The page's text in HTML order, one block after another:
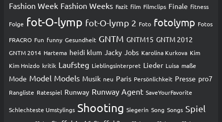
Fashion Week Fashion Weeks Fazit film Filmclips Finale fitness
Folge fot-O-lymp fot-O-lymp 2 Foto fotolymp Fotos
FRACRO Fun funny Gesundheit GNTM GNTM15 GNTM 2012
GNTM 2014 Hartema heidi klum Jacky Jobs Karolina Kurkova Kim
Kim Hnizdo kritik Laufsteg Lieblingsinterpret Lieder Luisa maße
Mode Model Models Musik neu Paris Persönlichkeit Presse pro7
Rangliste Ratespiel Runway Runway Agent SaveYourFavorite
Schlechteste Umstylings Shooting Siegerin Song Songs Spiel